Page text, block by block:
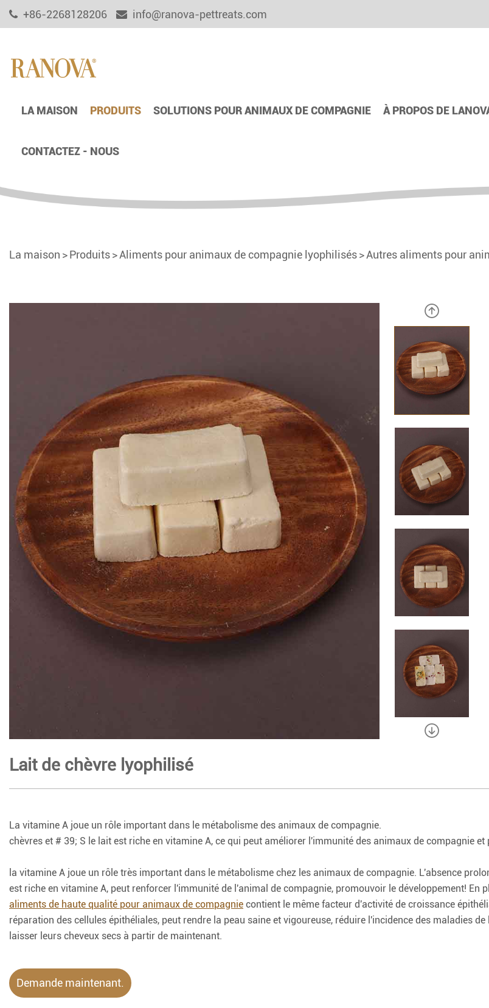
+86-2268128206 info@ranova-pettreats.com
LA MAISON PRODUITS SOLUTIONS POUR ANIMAUX DE COMPAGNIE À PROPOS DE
CONTACTEZ - NOUS
La maison Produits Aliments pour animaux de compagnie lyophilisés Autres aliments pour
Lait de chèvre lyophilisé
La vitamine A joue un rôle important dans le métabolisme des animaux de compagnie.
chèvres et # 39; S le lait est riche en vitamine A, ce qui peut améliorer l'immunité des animaux de compagnie
la vitamine A joue un rôle très important dans le métabolisme chez les animaux de compagnie. L'absence
est riche en vitamine A, peut renforcer l'immunité de l'animal de compagnie, promouvoir le développement! En
aliments de haute qualité pour animaux de compagnie contient le même facteur d'activité de croissance
réparation des cellules épithéliales, peut rendre la peau saine et vigoureuse, réduire l'incidence des maladies
laisser leurs cheveux secs à partir de maintenant.
Demande maintenant.